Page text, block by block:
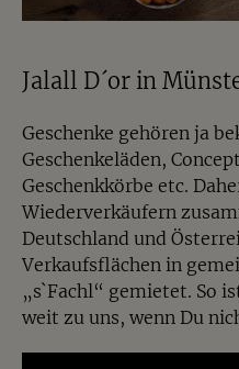
Jalall D´or in
Geschenke gehören ja
Geschenkeläden,
Geschenkkörbe etc.
Wiederverkäufern
Deutschland und
Verkaufsflächen in
„s`Fachl“ gemietet. So
weit zu uns, wenn Du